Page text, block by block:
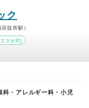
ク
役所駅）
マホ可)
・アレルギー科・小児